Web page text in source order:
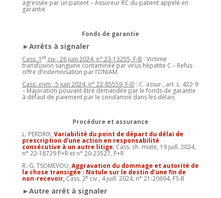
agressée par un patient – Assureur RC du patient appelé en
garantie
Fonds de garantie
►Arrêts à signaler
Cass. 1 reciv., 26 juin 2024, n° 23-13255, F-B : Victime
transfusion sanguine contaminée par virus hépatite C – Refus
offre d’indemnisation par l’ONIAM
Cass. crim., 5 juin 2024, n° 22-85559, F-D : C. assur., art. L. 422-9
– Majoration pouvant être demandée par le fonds de garantie
à défaut de paiement par le condamné dans les délais
Procédure et assurance
L. PERDRIX, Variabilité du point de départ du délai de
prescription d’une action en responsabilité
consécutive à un autre litige, Cass. ch. mixte, 19 juill. 2024,
n° 22-18729 P+R et n° 20-23527, P+R
R.-G. TSOMEVOU, Aggravation du dommage et autorité de
la chose transigée : Notule sur le destin d’une fin de
non-recevoir,Cass. 2eciv., 4 juill. 2024, n° 21-20694, FS-B
►Autre arrêt à signaler